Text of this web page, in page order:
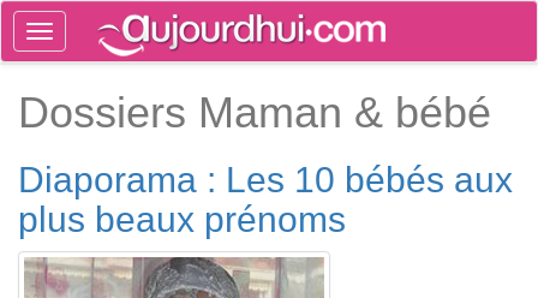
Toggle
navigation
Dossiers Maman & bébé
Diaporama : Les 10 bébés aux
plus beaux prénoms